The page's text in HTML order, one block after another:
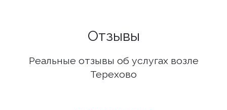
Отзывы
Реальные отзывы об услугах возле
Терехово